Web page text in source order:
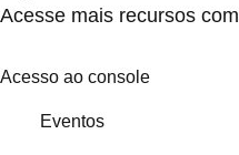
Acesse mais recursos
Acesso ao console
Eventos